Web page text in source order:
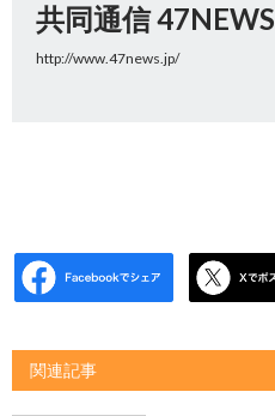
共同通信 47NEWS
http://www.47news.jp/
関連記事